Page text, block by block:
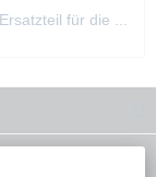
für die ...